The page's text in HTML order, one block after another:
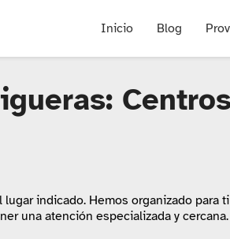
Inicio Blog
lugar indicado. Hemos organizado para ti
una atención especializada y cercana.